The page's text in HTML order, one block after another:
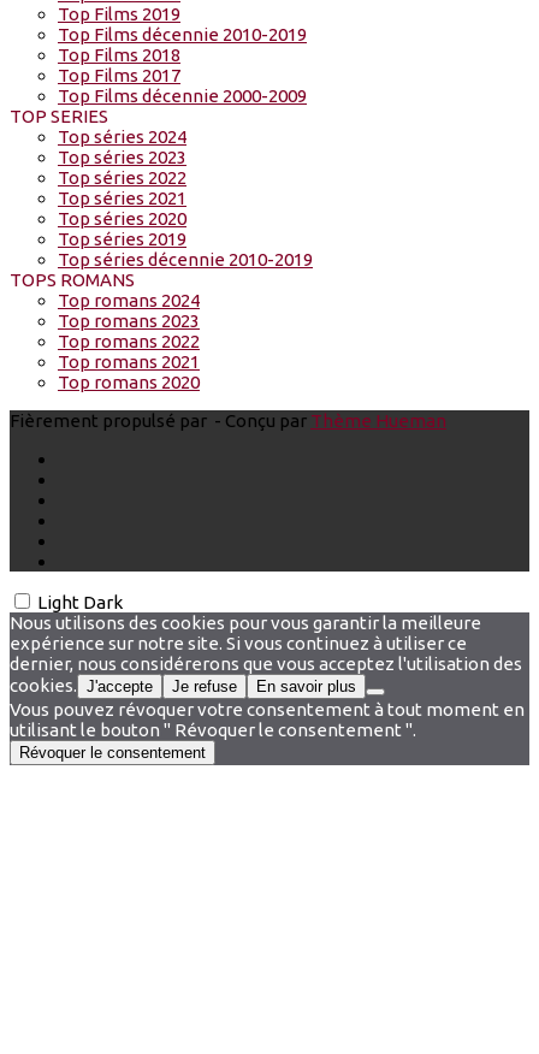
Top Films 2019
Top Films décennie 2010-2019
Top Films 2018
Top Films 2017
Top Films décennie 2000-2009
TOP SERIES
Top séries 2024
Top séries 2023
Top séries 2022
Top séries 2021
Top séries 2020
Top séries 2019
Top séries décennie 2010-2019
TOPS ROMANS
Top romans 2024
Top romans 2023
Top romans 2022
Top romans 2021
Top romans 2020
Fièrement propulsé par - Conçu par Thème Hueman
Light Dark
Nous utilisons des cookies pour vous garantir la meilleure
expérience sur notre site. Si vous continuez à utiliser ce
dernier, nous considérerons que vous acceptez l'utilisation des
cookies. J'accepte Je refuse En savoir plus
Vous pouvez révoquer votre consentement à tout moment en
utilisant le bouton " Révoquer le consentement ".
Révoquer le consentement